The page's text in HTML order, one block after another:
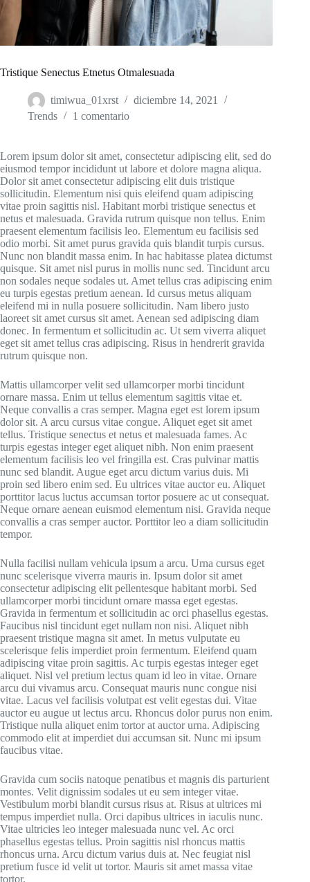
Tristique Senectus Etnetus Otmalesuada
timiwua_01xrst
diciembre 14, 2021
Trends
1 comentario
Lorem ipsum dolor sit amet, consectetur adipiscing elit, sed do
eiusmod tempor incididunt ut labore et dolore magna aliqua.
Dolor sit amet consectetur adipiscing elit duis tristique
sollicitudin. Elementum nisi quis eleifend quam adipiscing
vitae proin sagittis nisl. Habitant morbi tristique senectus et
netus et malesuada. Gravida rutrum quisque non tellus. Enim
praesent elementum facilisis leo. Elementum eu facilisis sed
odio morbi. Sit amet purus gravida quis blandit turpis cursus.
Nunc non blandit massa enim. In hac habitasse platea dictumst
quisque. Sit amet nisl purus in mollis nunc sed. Tincidunt arcu
non sodales neque sodales ut. Amet tellus cras adipiscing enim
eu turpis egestas pretium aenean. Id cursus metus aliquam
eleifend mi in nulla posuere sollicitudin. Nam libero justo
laoreet sit amet cursus sit amet. Aenean sed adipiscing diam
donec. In fermentum et sollicitudin ac. Ut sem viverra aliquet
eget sit amet tellus cras adipiscing. Risus in hendrerit gravida
rutrum quisque non.
Mattis ullamcorper velit sed ullamcorper morbi tincidunt
ornare massa. Enim ut tellus elementum sagittis vitae et.
Neque convallis a cras semper. Magna eget est lorem ipsum
dolor sit. A arcu cursus vitae congue. Aliquet eget sit amet
tellus. Tristique senectus et netus et malesuada fames. Ac
turpis egestas integer eget aliquet nibh. Non enim praesent
elementum facilisis leo vel fringilla est. Cras pulvinar mattis
nunc sed blandit. Augue eget arcu dictum varius duis. Mi
proin sed libero enim sed. Eu ultrices vitae auctor eu. Aliquet
porttitor lacus luctus accumsan tortor posuere ac ut consequat.
Neque ornare aenean euismod elementum nisi. Gravida neque
convallis a cras semper auctor. Porttitor leo a diam sollicitudin
tempor.
Nulla facilisi nullam vehicula ipsum a arcu. Urna cursus eget
nunc scelerisque viverra mauris in. Ipsum dolor sit amet
consectetur adipiscing elit pellentesque habitant morbi. Sed
ullamcorper morbi tincidunt ornare massa eget egestas.
Gravida in fermentum et sollicitudin ac orci phasellus egestas.
Faucibus nisl tincidunt eget nullam non nisi. Aliquet nibh
praesent tristique magna sit amet. In metus vulputate eu
scelerisque felis imperdiet proin fermentum. Eleifend quam
adipiscing vitae proin sagittis. Ac turpis egestas integer eget
aliquet. Nisl vel pretium lectus quam id leo in vitae. Ornare
arcu dui vivamus arcu. Consequat mauris nunc congue nisi
vitae. Lacus vel facilisis volutpat est velit egestas dui. Vitae
auctor eu augue ut lectus arcu. Rhoncus dolor purus non enim.
Tristique nulla aliquet enim tortor at auctor urna. Adipiscing
commodo elit at imperdiet dui accumsan sit. Nunc mi ipsum
faucibus vitae.
Gravida cum sociis natoque penatibus et magnis dis parturient
montes. Velit dignissim sodales ut eu sem integer vitae.
Vestibulum morbi blandit cursus risus at. Risus at ultrices mi
tempus imperdiet nulla. Orci dapibus ultrices in iaculis nunc.
Vitae ultricies leo integer malesuada nunc vel. Ac orci
phasellus egestas tellus. Proin sagittis nisl rhoncus mattis
rhoncus urna. Arcu dictum varius duis at. Nec feugiat nisl
pretium fusce id velit ut tortor. Mauris sit amet massa vitae
tortor.